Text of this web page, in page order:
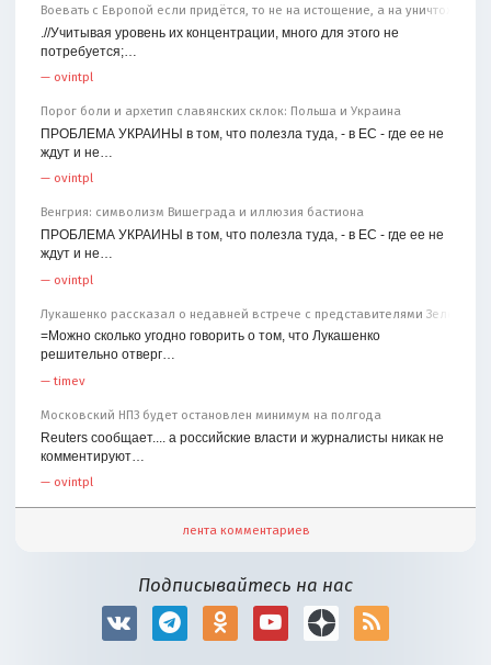
Воевать с Европой если придётся, то не на истощение, а на уничтожение
.//Учитывая уровень их концентрации, много для этого не
потребуется;…
— ovintpl
Порог боли и архетип славянских склок: Польша и Украина
ПРОБЛЕМА УКРАИНЫ в том, что полезла туда, - в ЕС - где ее не
ждут и не…
— ovintpl
Венгрия: символизм Вишеграда и иллюзия бастиона
ПРОБЛЕМА УКРАИНЫ в том, что полезла туда, - в ЕС - где ее не
ждут и не…
— ovintpl
Лукашенко рассказал о недавней встрече с представителями
=Можно сколько угодно говорить о том, что Лукашенко
решительно отверг…
—timev
Московский НПЗ будет остановлен минимум на полгода
Reuters сообщает.... а российские власти и журналисты никак не
комментируют…
— ovintpl
лента комментариев
Подписывайтесь на нас